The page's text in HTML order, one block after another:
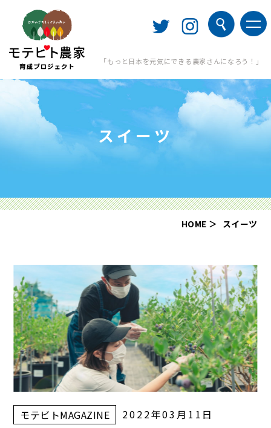
「もっと日本を元気にできる農家さんになろう！」
スイーツ
HOME スイーツ
モテビトMAGAZINE 2022年03月11日